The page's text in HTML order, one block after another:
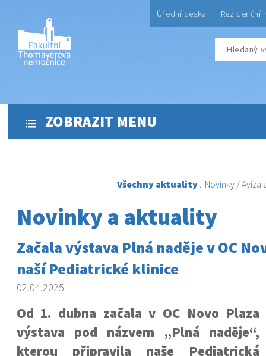
Úřední deska Rezidenční
ZOBRAZIT MENU
Všechny aktuality :: Novinky /Avíza
Novinky a aktuality
Začala výstava Plná naděje v OC
naší Pediatrické klinice
02.04.2025
Od 1. dubna začala v OC Novo Plaza
výstava pod názvem „Plná naděje“,
kterou připravila naše Pediatrická